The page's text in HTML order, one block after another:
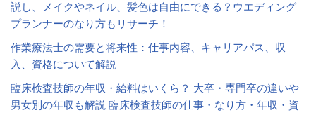
説し、メイクやネイル、髪色は自由にできる？ウエディング
プランナーのなり方もリサーチ！
作業療法士の需要と将来性：仕事内容、キャリアパス、収
入、資格について解説
臨床検査技師の年収・給料はいくら？ 大卒・専門卒の違いや
男女別の年収も解説 臨床検査技師の仕事・なり方・年収・資